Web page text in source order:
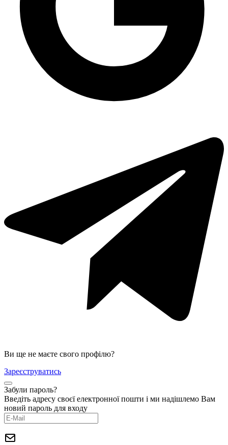
Пластикове харчове відро
Туалетний папір купити
Одноразові контейнери з кришкою купити
Салатник прозорий круглий PET-500 мл, 500 шт/уп
Квадратна блістерна упаковка
Ви ще не маєте свого профілю?
Зареєструватись
Забули пароль?
Введіть адресу своєї електронної пошти і ми надішлемо Вам
новий пароль для входу